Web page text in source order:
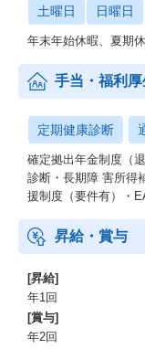
土曜日 日曜日
年末年始休暇、夏期
手当・福利厚
定期健康診断
確定拠出年金制度（
診断・⻑期障 害所得
援制度（要件有）・
昇給・賞与
[昇給]
年1回
[賞与]
年2回